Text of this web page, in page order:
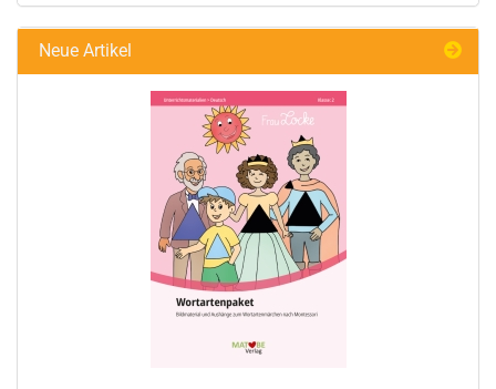
Neue Artikel